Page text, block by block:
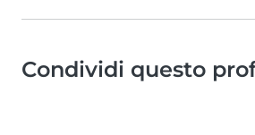
Condividi questo